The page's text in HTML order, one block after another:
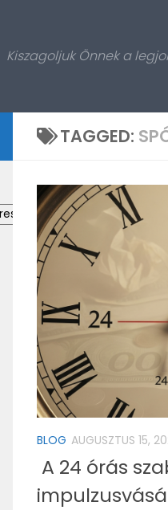
Kiszagoljuk Önnek a
TAGGED:
BLOG AUGUSZTUS 15,
A 24 órás